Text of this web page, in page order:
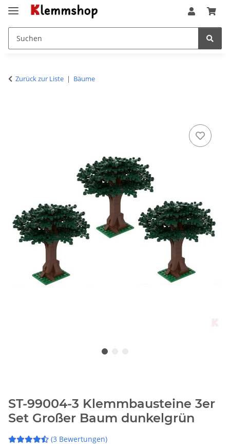
Zurück zur Liste Bäume
ST-99004-3 Klemmbausteine 3er
Set Großer Baum dunkelgrün
(3 Bewertungen)